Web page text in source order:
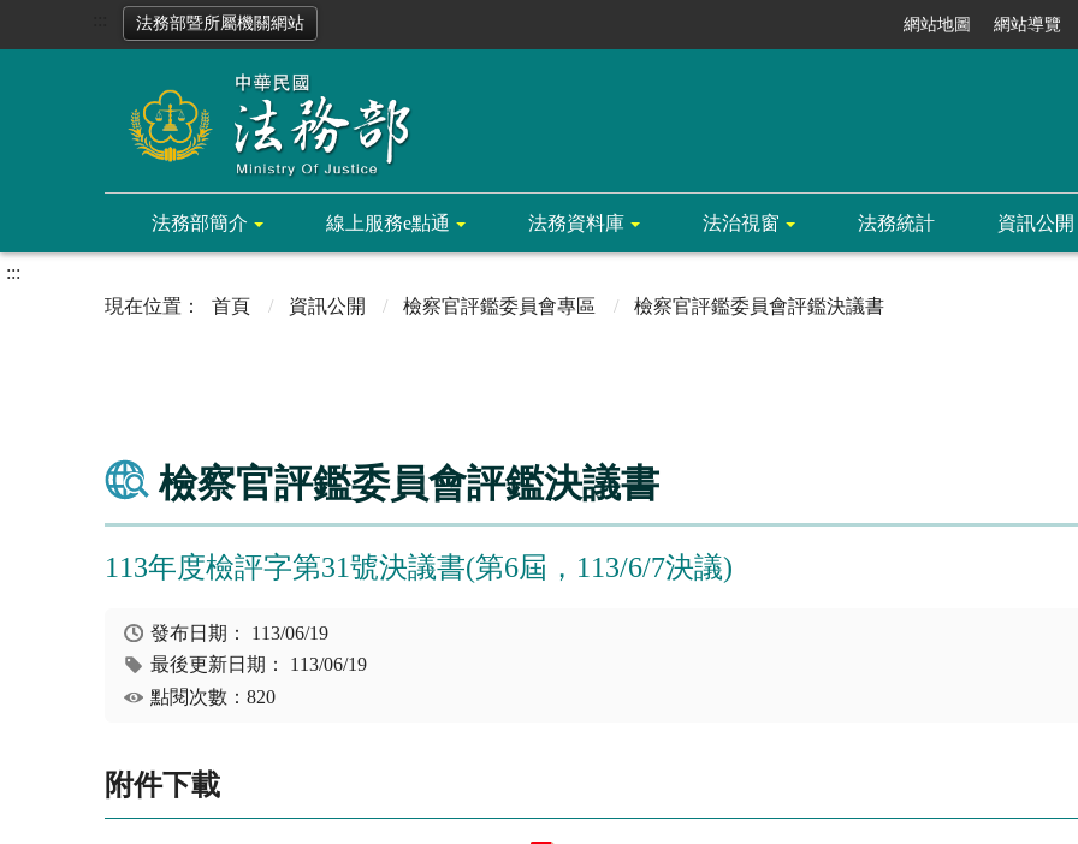
法務部暨所屬機關網站 網站地圖 網站導覽
法務部簡介 線上服務e點通 法務資料庫 法治視窗 法務統計 資訊公開
:::
首頁
資訊公開 檢察官評鑑委員會專區 檢察官評鑑委員會評鑑決議書
檢察官評鑑委員會評鑑決議書
113年度檢評字第31號決議書(第6屆，113/6/7決議)
發布日期： 113/06/19
最後更新日期： 113/06/19
點閱次數：820
附件下載